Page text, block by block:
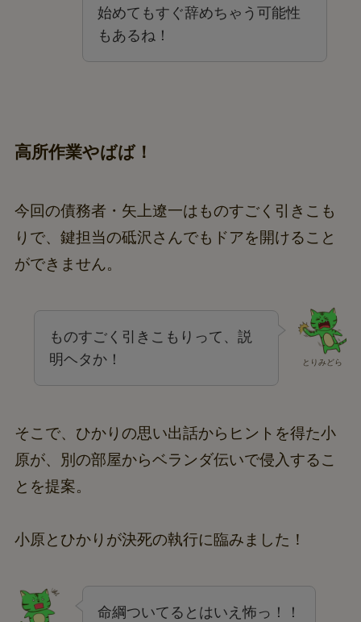
始めてもすぐ辞めちゃう可能性
もあるね！
高所作業やばば！
今回の債務者・矢上遼一はものすごく引きこも
りで、鍵担当の砥沢さんでもドアを開けること
ができません。
とりみどら
ものすごく引きこもりって、説
明ヘタか！
そこで、ひかりの思い出話からヒントを得た小
原が、別の部屋からベランダ伝いで侵入するこ
とを提案。
小原とひかりが決死の執行に臨みました！
命綱ついてるとはいえ怖っ！！